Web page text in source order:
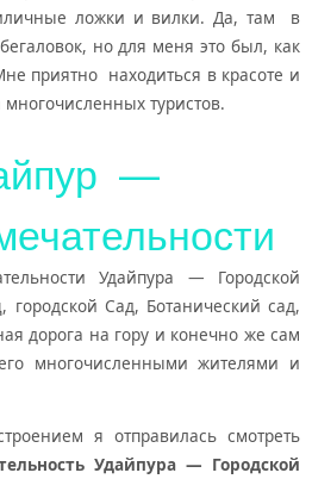
ложки и вилки. Да, там в
но для меня это был, как
приятно находиться в красоте и
туристов.
—
Удайпура — Городской
Сад, Ботанический сад,
дорога на гору и конечно же сам
многочисленными жителями и
я отправилась смотреть
Удайпура — Городской